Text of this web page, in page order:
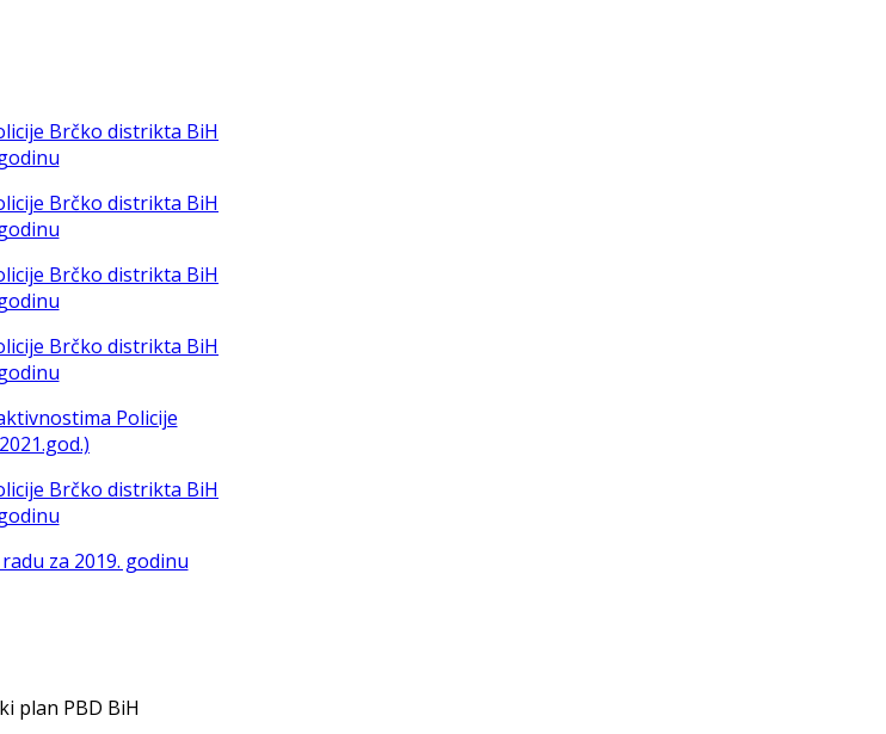
Brčko distrikta BiH
Brčko distrikta BiH
Brčko distrikta BiH
Brčko distrikta BiH
Policije
Brčko distrikta BiH
za 2019. godinu
plan PBD BiH